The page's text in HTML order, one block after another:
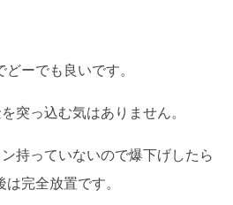
ーでも良いです。
突っ込む気はありません。
持っていないので爆下げしたら
完全放置です。